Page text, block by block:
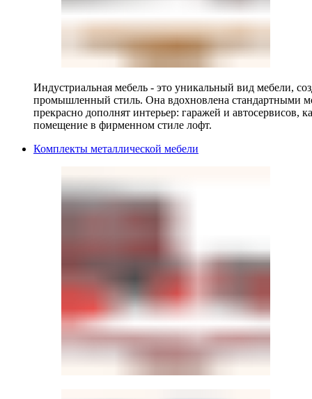
Индустриальная мебель - это уникальный вид мебели,
промышленный стиль. Она вдохновлена стандартными
прекрасно дополнят интерьер: гаражей и автосервисов,
помещение в фирменном стиле лофт.
Комплекты металлической мебели